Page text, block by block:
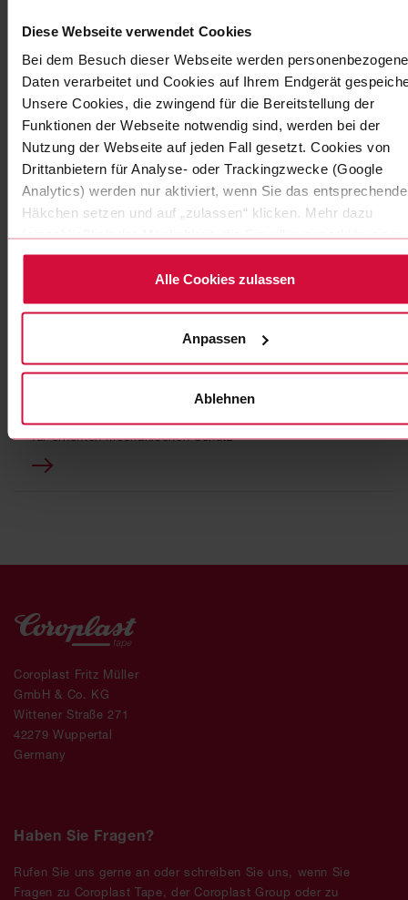
Diese Webseite verwendet Cookies
Bei dem Besuch dieser Webseite werden personenbezogene
Daten verarbeitet und Cookies auf Ihrem Endgerät
Unsere Cookies, die zwingend für die Bereitstellung der
Funktionen der Webseite notwendig sind, werden bei der
Nutzung der Webseite auf jeden Fall gesetzt. Cookies von
Drittanbietern für Analyse- oder Trackingzwecke (Google
Analytics) werden nur aktiviert, wenn Sie das entsprechende
Häkchen setzen und auf „zulassen“ klicken. Mehr dazu
(einschließlich der Möglichkeit, die Einwilligungserklärung zu
widerrufen) erfahren Sie in unserer Datenschutzerklärung.
Alle Cookies zulassen
Anpassen
Ablehnen
Coroplast 833 MPX
für erhöhten mechanischen Schutz
KABELWICKELBAND
Coroplast 834 MPX
für erhöhten mechanischen Schutz
Coroplast Fritz Müller
GmbH & Co. KG
Wittener Straße 271
42279 Wuppertal
Germany
Haben Sie Fragen?
Rufen Sie uns gerne an oder schreiben Sie uns, wenn Sie
Fragen zu Coroplast Tape, der Coroplast Group oder zu